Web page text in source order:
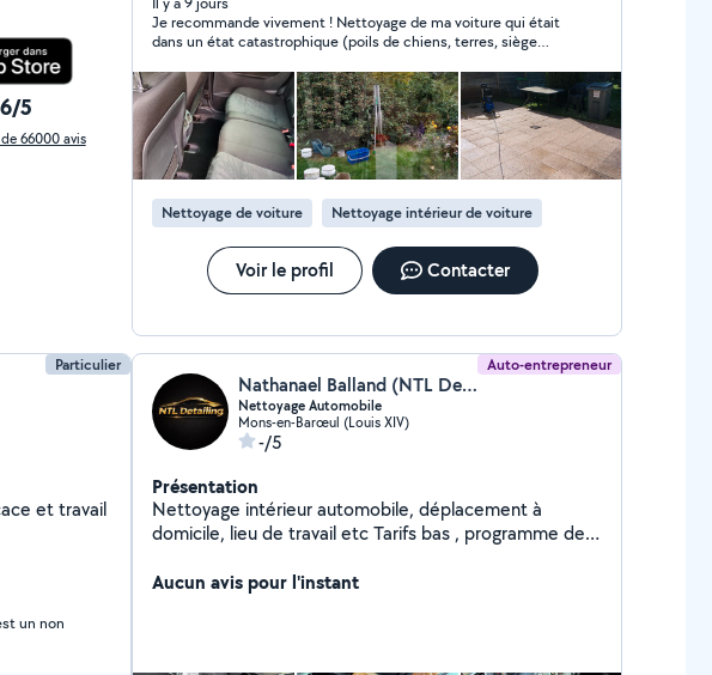
5
66000 avis
J'interviens auprès des particuliers et des
professionnels pour redonner de la propreté et de la
brillance à vos espaces et véhicules dans 59 et 62
veuillez me contacter sur insta (vitreclairpro)
Je recommande vivement ! Nettoyage de ma voiture qui était
dans un état catastrophique (poils de chiens, terres, siège
voiture est comme neuve
Nettoyage de voiture Nettoyage intérieur de voiture
Voir le profil Contacter
Particulier
et travail
un non
Auto-entrepreneur
Nathanael Balland (NTL Detailing)
Nettoyage Automobile
Mons-en-Barœul (Louis XIV)
-/5
Présentation
Nettoyage intérieur automobile, déplacement à
domicile, lieu de travail etc Tarifs bas , programme de
demande du client.
Aucun avis pour l'instant